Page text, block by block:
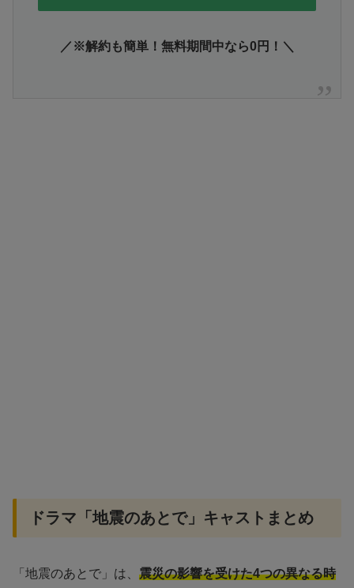
／※解約も簡単！無料期間中なら0円！＼
ドラマ「地震のあとで」キャストまとめ
「地震のあとで」は、 震災の影響を受けた4つの異なる時